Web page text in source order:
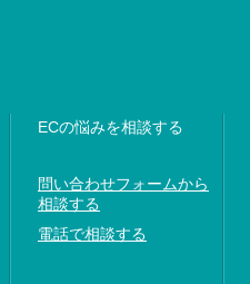
ECの悩みを相談する
問い合わせフォームから
相談する
電話で相談する